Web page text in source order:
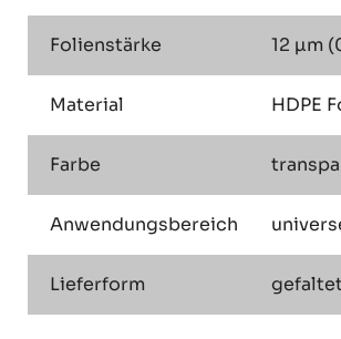
Folienstärke 12 µm
Material HDPE
Farbe
Anwendungsbereich
Lieferform